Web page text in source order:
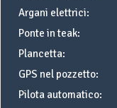
Argani elettrici:
Ponte in teak:
Plancetta:
GPS nel pozzetto:
Pilota automatico: